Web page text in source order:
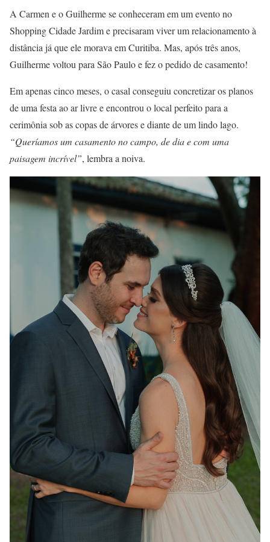
A Carmen e o Guilherme se conheceram em um evento no
Shopping Cidade Jardim e precisaram viver um relacionamento à
distância já que ele morava em Curitiba. Mas, após três anos,
Guilherme voltou para São Paulo e fez o pedido de casamento!
Em apenas cinco meses, o casal conseguiu concretizar os planos
de uma festa ao ar livre e encontrou o local perfeito para a
cerimônia sob as copas de árvores e diante de um lindo lago.
“Queríamos um casamento no campo, de dia e com uma
paisagem incrível”, lembra a noiva.